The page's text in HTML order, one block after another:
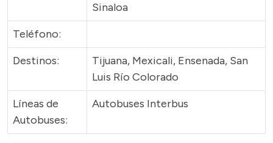
Sinaloa
Teléfono:
Destinos:
Tijuana, Mexicali, Ensenada, San
Luis Río Colorado
Líneas de
Autobuses:
Autobuses Interbus